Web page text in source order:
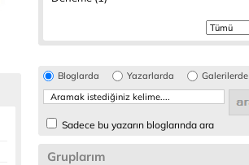
Bloglarda Yazarlarda Galerilerde
Sadece bu yazarın bloglarında ara
Gruplarım